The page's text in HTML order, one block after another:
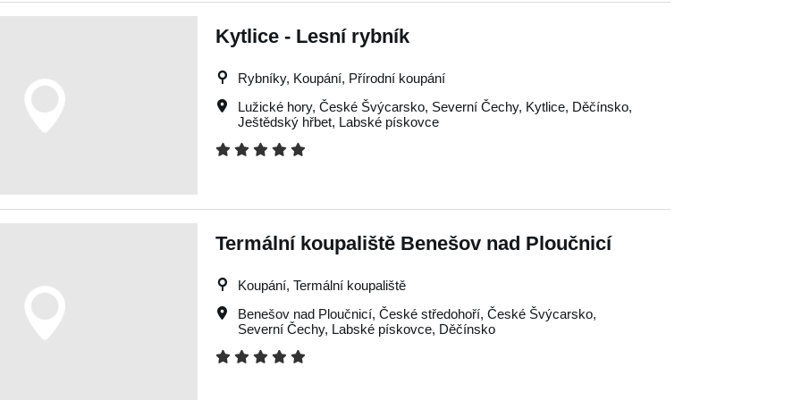
Kytlice - Lesní rybník
Rybníky, Koupání, Přírodní koupání
Lužické hory,České Švýcarsko, Severní Čechy, Kytlice, Děčínsko,
Ještědský hřbet, Labské pískovce
Termální koupaliště Benešov nad Ploučnicí
Koupání, Termální koupaliště
Benešov nad Ploučnicí,České středohoří,České Švýcarsko,
Severní Čechy, Labské pískovce, Děčínsko